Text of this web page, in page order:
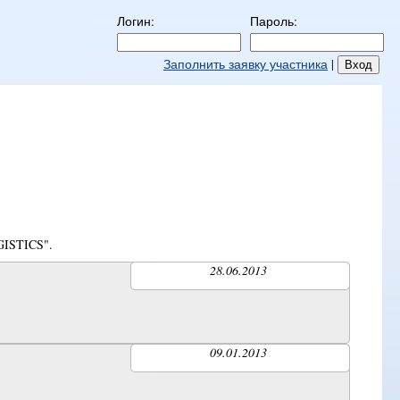
Логин: Пароль:
Заполнить заявку участника |
28.06.2013
09.01.2013